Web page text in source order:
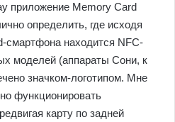
приложение Memory Card
определить, где исходя
смартфона находится NFC-
моделей (аппараты Сони, к
значком-логотипом. Мне
функционировать
карту по задней